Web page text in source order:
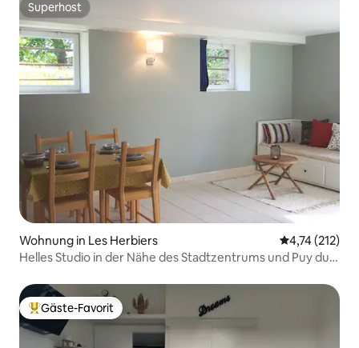
Superhost
Superhost
Wohnung in Les Herbiers
4,74 (212)
Helles Studio in der Nähe des Stadtzentrums und Puy du
Beliebter Gäste-Favorit.
Gäste-Favorit